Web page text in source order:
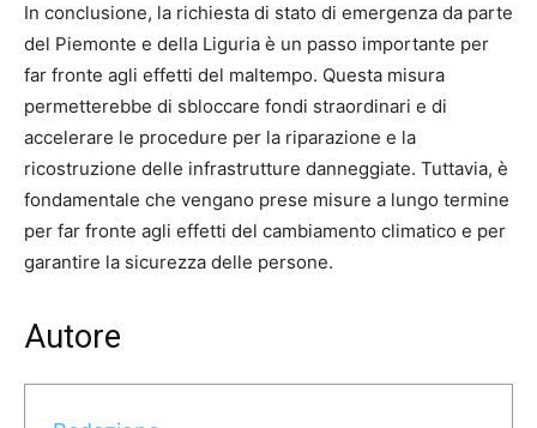
In conclusione, la richiesta di stato di emergenza da parte
del Piemonte e della Liguria è un passo importante per
far fronte agli effetti del maltempo. Questa misura
permetterebbe di sbloccare fondi straordinari e di
accelerare le procedure per la riparazione e la
ricostruzione delle infrastrutture danneggiate. Tuttavia, è
fondamentale che vengano prese misure a lungo termine
per far fronte agli effetti del cambiamento climatico e per
garantire la sicurezza delle persone.
Autore